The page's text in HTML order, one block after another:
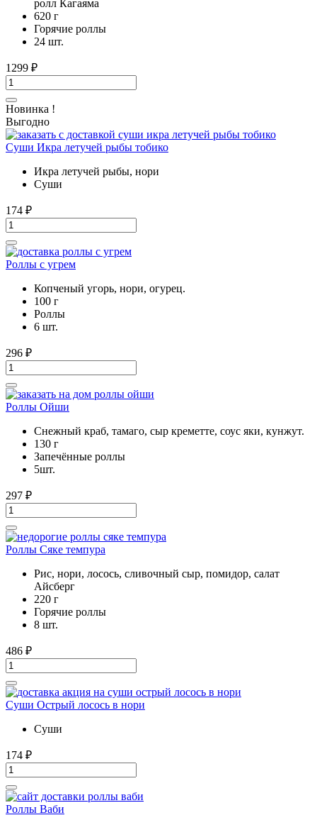
ролл Кагаяма
620 г
Горячие роллы
24 шт.
1299 ₽
Новинка !
Выгодно
Суши Икра летучей рыбы тобико
Икра летучей рыбы, нори
Суши
174 ₽
Роллы с угрем
Копченый угорь, нори, огурец.
100 г
Роллы
6 шт.
296 ₽
Роллы Ойши
Снежный краб, тамаго, сыр креметте, соус яки, кунжут.
130 г
Запечённые роллы
5шт.
297 ₽
Роллы Сяке темпура
Рис, нори, лосось, сливочный сыр, помидор, салат
Айсберг
220 г
Горячие роллы
8 шт.
486 ₽
Суши Острый лосось в нори
Суши
174 ₽
Роллы Ваби